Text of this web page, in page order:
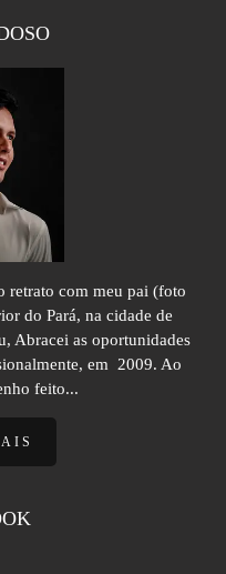
retrato com meu pai (foto
do Pará, na cidade de
Abracei as oportunidades
em 2009. Ao
feito...